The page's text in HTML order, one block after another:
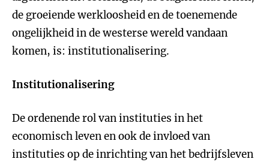
de groeiende werkloosheid en de toenemende
ongelijkheid in de westerse wereld vandaan
komen, is: institutionalisering.
Institutionalisering
De ordenende rol van instituties in het
economisch leven en ook de invloed van
instituties op de inrichting van het bedrijfsleven